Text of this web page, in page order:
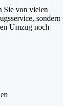
Sie von vielen
sondern
Umzug noch